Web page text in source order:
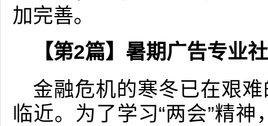
加完善。
【第2篇】暑期广告专业
金融危机的寒冬已在艰
临近。为了学习“两会”精